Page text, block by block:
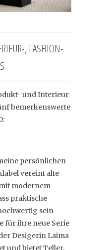
, FASHION-
und Interieur
bemerkenswerte
persönlichen
vereint alte
modernem
praktische
sein
für ihre neue Serie
Desigerin Laima
und bietet Teller,